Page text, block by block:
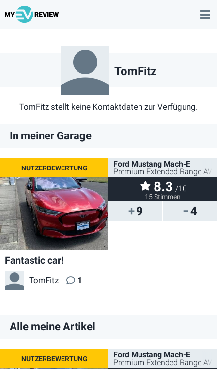
TomFitz
TomFitz stellt keine Kontaktdaten zur Verfügung.
In meiner Garage
9 4
Ford Mustang Mach-E
Premium Extended Range
8.3 /10
15 Stimmen
Fantastic car!
TomFitz 1
Alle meine Artikel
Ford Mustang Mach-E
Premium Extended Range